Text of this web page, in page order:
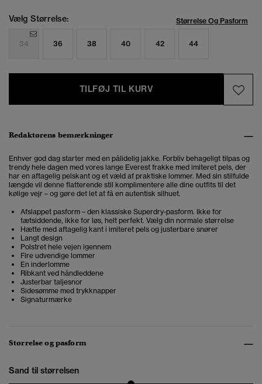
Vælg Størrelse: Størrelse Og Pasform
34 36 38 40 42 44
TILFØJ TIL KURV
Redaktørens bemærkninger
Enhver god dag starter med en pålidelig jakke. Forbliv behageligt tilpas og
trendy hele dagen med vores lange Everest frakke med imiteret pels, der
har en aftagelig pelskant og et væld af praktiske lommer. Med sin stilfulde
længde vil denne flatterende stil komplimentere alle dine outfits til det
kølige vejr – og gøre det let at få en autentisk silhuet.
Afslappet pasform – den klassiske Superdry-pasform. Ikke for
tætsiddende, ikke for løs, helt perfekt. Vælg din normale størrelse
Hætte med aftagelig kant i imiteret pels og justerbare snører
Langt design
Polstret hele vejen igennem
Fire udvendige lommer
En inderlomme
Ribkant ved håndleddene
Justerbar taljesnor
Sidesømme med trykknapper
Signaturmærke
Størrelse og pasform
Sand til størrelsen